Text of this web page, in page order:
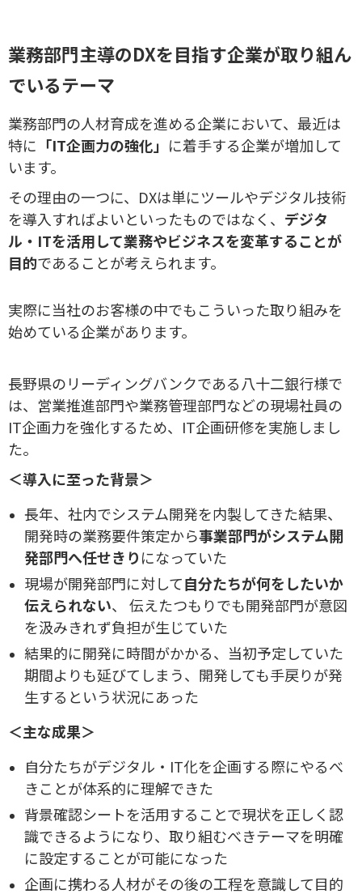
業務部門主導のDXを目指す企業が取り組ん
でいるテーマ
業務部門の人材育成を進める企業において、最近は
特に 「IT企画力の強化」 に着手する企業が増加して
います。
その理由の一つに、DXは単にツールやデジタル技術
を導入すればよいといったものではなく、 デジタ
ル・ITを活用して業務やビジネスを変革することが
目的であることが考えられます。
実際に当社のお客様の中でもこういった取り組みを
始めている企業があります。
長野県のリーディングバンクである八十二銀行様で
は、営業推進部門や業務管理部門などの現場社員の
IT企画力を強化するため、IT企画研修を実施しまし
た。
＜導入に至った背景＞
長年、社内でシステム開発を内製してきた結果、
開発時の業務要件策定から事業部門がシステム開
発部門へ任せきりになっていた
現場が開発部門に対して自分たちが何をしたいか
伝えられない、 伝えたつもりでも開発部門が意図
を汲みきれず負担が生じていた
結果的に開発に時間がかかる、当初予定していた
期間よりも延びてしまう、開発しても手戻りが発
生するという状況にあった
＜主な成果＞
自分たちがデジタル・IT化を企画する際にやるべ
きことが体系的に理解できた
背景確認シートを活用することで現状を正しく認
識できるようになり、取り組むべきテーマを明確
に設定することが可能になった
企画に携わる人材がその後の工程を意識して目的